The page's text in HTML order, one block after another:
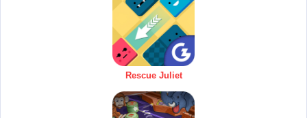
Rescue Juliet